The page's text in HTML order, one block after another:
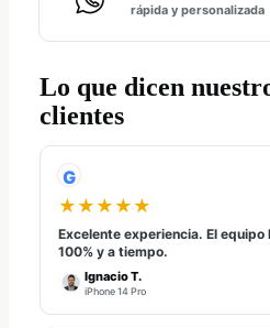
rápida y personalizada
Lo que dicen
clientes
G
★★★★★
Excelente experiencia. El
100% y a tiempo.
Ignacio T.
iPhone 14 Pro